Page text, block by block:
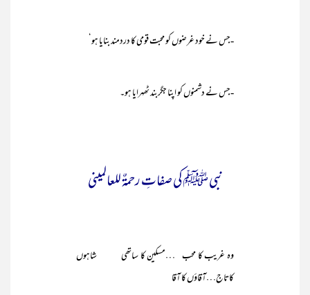
-جس نے خود غرضوں کو محبت قومی کا دردمند بنایا ہو‘
-جس نے دشمنوں کو اپنا جگربند ٹھہرایا ہو۔
نبی ﷺ کی صفاتِ رحمۃٌ للعالمینی
وہ غریب کا محب …مسکین کا ساتھی شاہوں
کاتاج…آقاؤں کا آقا